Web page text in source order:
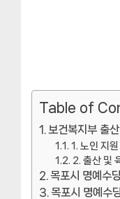
Table of
보건복지부 출
1. 노인 지
2. 출산 및
목포시 명예수
목포시 명예수